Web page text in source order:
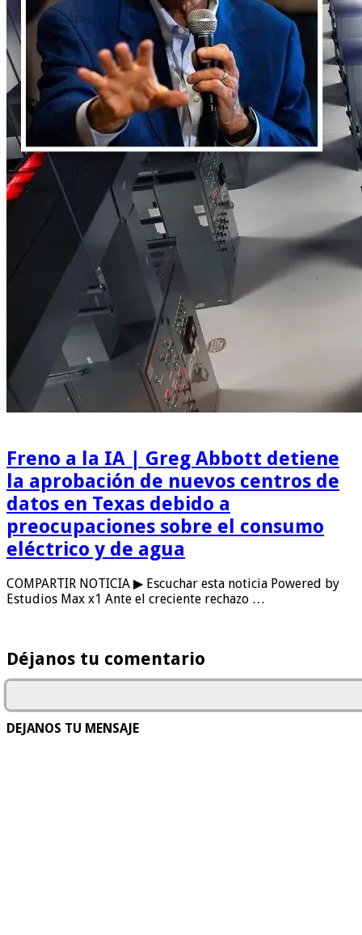
Freno a la IA | Greg Abbott detiene
la aprobación de nuevos centros de
datos en Texas debido a
preocupaciones sobre el consumo
eléctrico y de agua
COMPARTIR NOTICIA ▶ Escuchar esta noticia Powered by
Estudios Max x1 Ante el creciente rechazo …
Déjanos tu comentario
DEJANOS TU MENSAJE